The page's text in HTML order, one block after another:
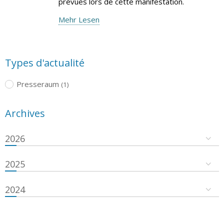
Mehr Lesen
Types d'actualité
Presseraum (1)
Archives
2026
2025
2024